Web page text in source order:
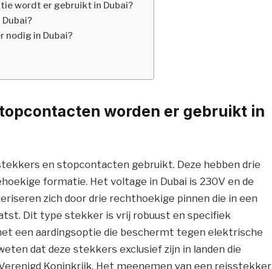
wordt er gebruikt in Dubai?
nodig in Dubai?
worden er gebruikt in
en stopcontacten gebruikt. Deze hebben drie
formatie. Het voltage in Dubai is 230V en de
zich door drie rechthoekige pinnen die in een
Dit type stekker is vrij robuust en specifiek
een aardingsoptie die beschermt tegen elektrische
dat deze stekkers exclusief zijn in landen die
Koninkrijk. Het meenemen van een reisstekker